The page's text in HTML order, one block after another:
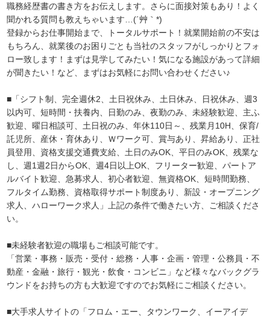
職務経歴書の書き方をお伝えします。さらに面接対策もあり！よく
聞かれる質問も教えちゃいます…(´艸｀*)
登録からお仕事開始まで、トータルサポート！就業開始前の不安は
もちろん、就業後のお困りごとも当社のスタッフがしっかりとフォ
ロー致します！まずは見学してみたい！気になる施設があって詳細
が聞きたい！など、まずはお気軽にお問い合わせください♪
■「シフト制、完全週休2、土日祝休み、土日休み、日祝休み、週3
以内可、短時間・扶養内、日勤のみ、夜勤のみ、未経験歓迎、主ふ
歓迎、曜日相談可、土日祝のみ、年休110日～、残業月10H、保育/
託児所、産休・育休あり、Ｗワーク可、賞与あり、昇給あり、正社
員登用、資格支援交通費支給、土日のみOK、平日のみOK、残業な
し、週1週2日からOK、週4日以上OK、フリーター歓迎、パートア
ルバイト歓迎、急募求人、初心者歓迎、無資格OK、短時間勤務、
フルタイム勤務、資格取得サポート制度あり、新設・オープニング
求人、ハローワーク求人」上記の条件で働きたい方、ご相談くださ
い。
■未経験者歓迎の職場もご相談可能です。
「営業・事務・販売・受付・総務・人事・企画・管理・公務員・不
動産・金融・旅行・観光・飲食・コンビニ」など様々なバックグラ
ウンドをお持ちの方も大歓迎ですのでお気軽にご相談ください。
■大手求人サイトの「フロム・エー、タウンワーク、イーアイデ